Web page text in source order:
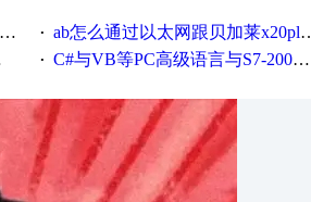
· ab怎么通过以太网跟贝加莱x20plc通讯
· C#与VB等PC高级语言与S7-200的CP243以太网通讯